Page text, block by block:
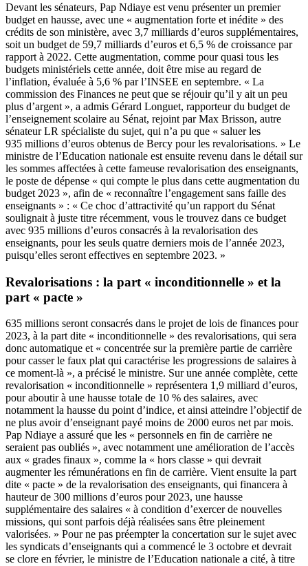
Devant les sénateurs, Pap Ndiaye est venu présenter un premier
budget en hausse, avec une « augmentation forte et inédite » des
crédits de son ministère, avec 3,7 milliards d’euros supplémentaires,
soit un budget de 59,7 milliards d’euros et 6,5 % de croissance par
rapport à 2022. Cette augmentation, comme pour quasi tous les
budgets ministériels cette année, doit être mise au regard de
l’inflation, évaluée à 5,6 % par l’INSEE en septembre. « La
commission des Finances ne peut que se réjouir qu’il y ait un peu
plus d’argent », a admis Gérard Longuet, rapporteur du budget de
l’enseignement scolaire au Sénat, rejoint par Max Brisson, autre
sénateur LR spécialiste du sujet, qui n’a pu que « saluer les
935 millions d’euros obtenus de Bercy pour les revalorisations. » Le
ministre de l’Education nationale est ensuite revenu dans le détail sur
les sommes affectées à cette fameuse revalorisation des enseignants,
le poste de dépense « qui compte le plus dans cette augmentation du
budget 2023 », afin de « reconnaître l’engagement sans faille des
enseignants » : « Ce choc d’attractivité qu’un rapport du Sénat
soulignait à juste titre récemment, vous le trouvez dans ce budget
avec 935 millions d’euros consacrés à la revalorisation des
enseignants, pour les seuls quatre derniers mois de l’année 2023,
puisqu’elles seront effectives en septembre 2023. »
Revalorisations : la part « inconditionnelle » et la
part « pacte »
635 millions seront consacrés dans le projet de lois de finances pour
2023, à la part dite « inconditionnelle » des revalorisations, qui sera
donc automatique et « concentrée sur la première partie de carrière
pour casser le faux plat qui caractérise les progressions de salaires à
ce moment-là », a précisé le ministre. Sur une année complète, cette
revalorisation « inconditionnelle » représentera 1,9 milliard d’euros,
pour aboutir à une hausse totale de 10 % des salaires, avec
notamment la hausse du point d’indice, et ainsi atteindre l’objectif de
ne plus avoir d’enseignant payé moins de 2000 euros net par mois.
Pap Ndiaye a assuré que les « personnels en fin de carrière ne
seraient pas oubliés », avec notamment une amélioration de l’accès
aux « grades finaux », comme la « hors classe » qui devrait
augmenter les rémunérations en fin de carrière. Vient ensuite la part
dite « pacte » de la revalorisation des enseignants, qui financera à
hauteur de 300 millions d’euros pour 2023, une hausse
supplémentaire des salaires « à condition d’exercer de nouvelles
missions, qui sont parfois déjà réalisées sans être pleinement
valorisées. » Pour ne pas préempter la concertation sur le sujet avec
les syndicats d’enseignants qui a commencé le 3 octobre et devrait
se clore en février, le ministre de l’Education nationale a cité, à titre